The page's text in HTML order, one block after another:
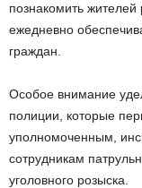
познакомить
ежедневно
граждан.
Особое внимание
полиции, которые
уполномоченным,
сотрудникам
уголовного розыска.